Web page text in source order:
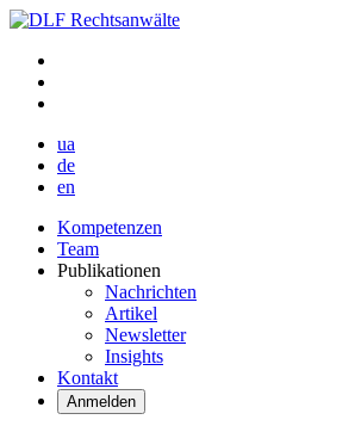
ua
de
en
Kompetenzen
Team
Publikationen
Nachrichten
Artikel
Newsletter
Insights
Kontakt
Anmelden